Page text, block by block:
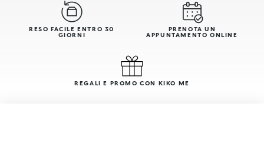
RESO FACILE ENTRO 30
GIORNI
PRENOTA UN
APPUNTAMENTO ONLINE
REGALI E PROMO CON KIKO ME